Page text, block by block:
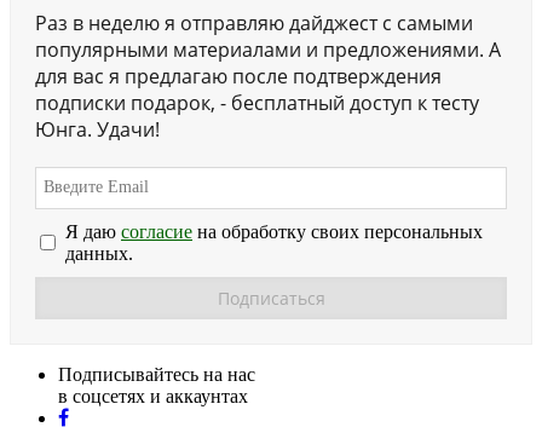
Раз в неделю я отправляю дайджест с самыми
популярными материалами и предложениями. А
для вас я предлагаю после подтверждения
подписки подарок, - бесплатный доступ к тесту
Юнга. Удачи!
Я даю согласие на обработку своих персональных
данных.
Подписывайтесь на нас
в соцсетях и аккаунтах
facebook